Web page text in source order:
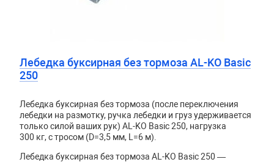
Лебедка буксирная без тормоза AL-KO Basic
250
Лебедка буксирная без тормоза (после переключения
лебедки на размотку, ручка лебедки и груз удерживается
только силой ваших рук) AL-KO Basic 250, нагрузка
300 кг, с тросом (D=3,5 мм, L=6 м).
Лебедка буксирная без тормоза AL-KO Basic 250 —